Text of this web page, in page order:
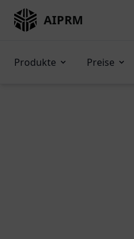
AIPRM
Produkte Preise